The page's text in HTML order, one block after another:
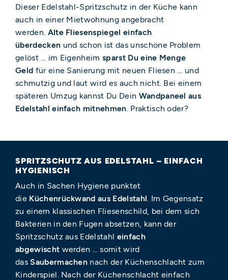
Dieser Edelstahl-Spritzschutz in der Küche kann
auch in einer Mietwohnung angebracht
werden. Alte Fliesenspiegel einfach
überdecken und schon ist das unschöne Problem
gelöst … im Eigenheimsparst Du eine Menge
Geld für eine Sanierung mit neuen Fliesen … und
schmutzig und laut wird es auch nicht. Bei einem
späteren Umzug kannst Du Dein Wandpaneel aus
Edelstahl einfach mitnehmen. ​Praktisch oder?
SPRITZSCHUTZ AUS EDELSTAHL – EINFACH
HYGIENISCH
Auch in Sachen Hygiene punktet
die Küchenrückwand aus Edelstahl. Im Gegensatz
zu einem klassischen Fliesenschild, bei dem sich
Bakterien in den Fugen absetzen, kann der
Spritzschutz aus Edelstahl einfach
abgewischt werden … somit wird
dasSaubermachen nach der Küchenschlacht zum
Kinderspiel. Nach der Küchenschlacht einfach